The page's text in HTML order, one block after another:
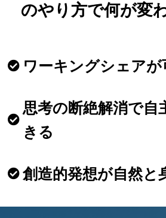
のやり方で何が変
ワーキングシェアが
思考の断絶解消で自
きる
創造的発想が自然と